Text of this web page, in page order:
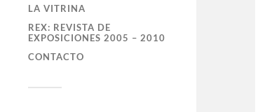
LA VITRINA
REX: REVISTA DE
EXPOSICIONES 2005 – 2010
CONTACTO